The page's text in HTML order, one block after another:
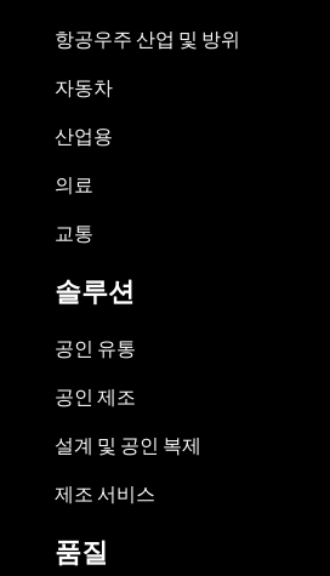
항공우주 산업 및 방위
자동차
산업용
의료
교통
솔루션
공인 유통
공인 제조
설계 및 공인 복제
제조 서비스
품질